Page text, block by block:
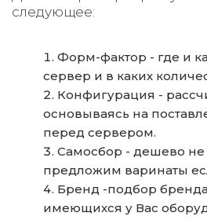
следующее:
Форм-фактор - где и
сервер и в каких
Конфигурация -
основываясь на
перед сервером.
Самосбор - дешево не
предложим варинаты
Бренд -подбор
имеющихся у Вас